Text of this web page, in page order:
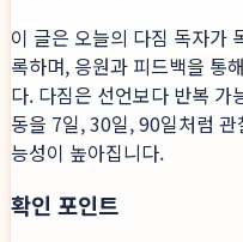
이 글은 오늘의 다짐 독자가
록하며, 응원과 피드백을 통
다. 다짐은 선언보다 반복 가
동을 7일, 30일, 90일처럼
능성이 높아집니다.
확인 포인트